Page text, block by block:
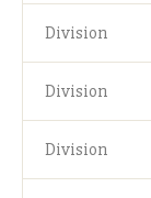
Division
Division
Division